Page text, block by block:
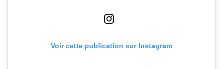
Voir cette publication sur Instagram